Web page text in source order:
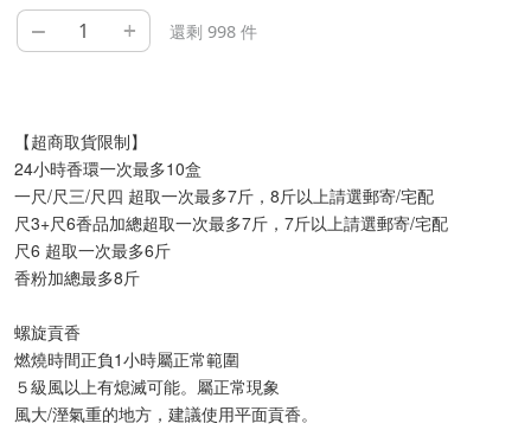
– + 還剩 998 件
【超商取貨限制】
24小時香環一次最多10盒
一尺/尺三/尺四 超取一次最多7斤，8斤以上請選郵寄/宅配
尺3+尺6香品加總超取一次最多7斤，7斤以上請選郵寄/宅配
尺6 超取一次最多6斤
香粉加總最多8斤
螺旋貢香
燃燒時間正負1小時屬正常範圍
５級風以上有熄滅可能。屬正常現象
風大/溼氣重的地方，建議使用平面貢香。